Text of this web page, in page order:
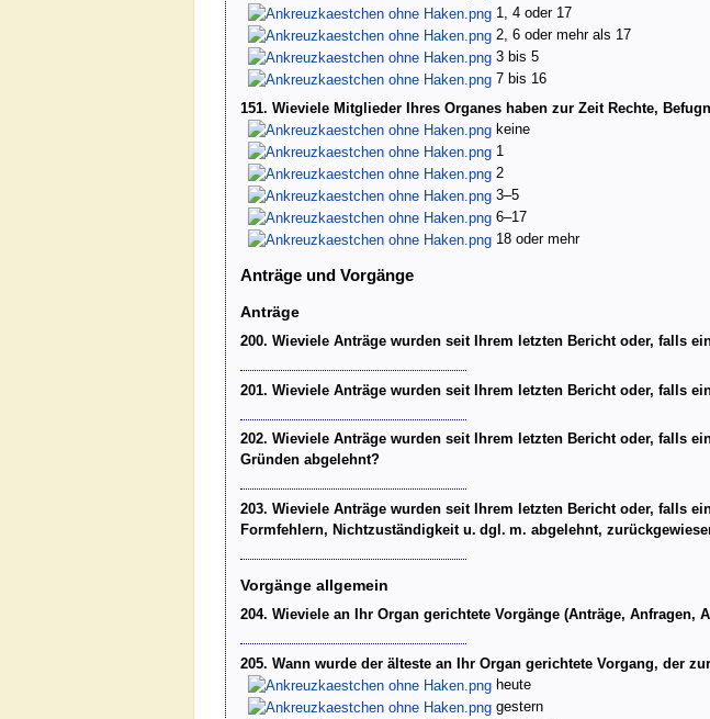
1, 4 oder 17
2, 6 oder mehr als 17
3 bis 5
7 bis 16
151. Wieviele Mitglieder Ihres Organes haben zur Zeit Rechte,
keine
1
2
3–5
6–17
18 oder mehr
Anträge und Vorgänge
Anträge
200. Wieviele Anträge wurden seit Ihrem letzten Bericht oder, falls
201. Wieviele Anträge wurden seit Ihrem letzten Bericht oder, falls
202. Wieviele Anträge wurden seit Ihrem letzten Bericht oder, falls
Gründen abgelehnt?
203. Wieviele Anträge wurden seit Ihrem letzten Bericht oder, falls
Formfehlern, Nichtzuständigkeit u. dgl. m. abgelehnt,
Vorgänge allgemein
204. Wieviele an Ihr Organ gerichtete Vorgänge (Anträge, Anfragen,
205. Wann wurde der älteste an Ihr Organ gerichtete Vorgang, der
heute
gestern